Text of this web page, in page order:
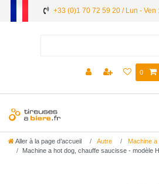
+33 (0)1 70 72 59 20 / Lun - Ven
0
Aller à la page d’accueil Autre
Machine
Machine a hot dog, chauffe saucisse - modèle